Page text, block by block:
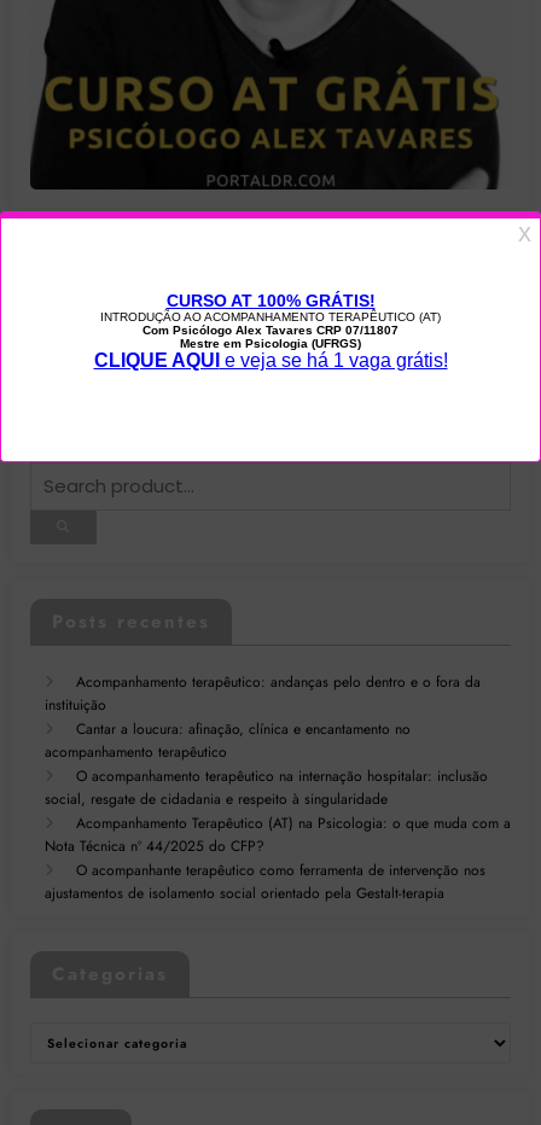
Acompanhamento terapêutico: andanças pelo dentro e o fora da
instituição
Cantar a loucura: afinação, clínica e encantamento no
acompanhamento terapêutico
O acompanhamento terapêutico na internação hospitalar: inclusão
social, resgate de cidadania e respeito à singularidade
Acompanhamento Terapêutico (AT) na Psicologia: o que muda com a
Nota Técnica nº 44/2025 do CFP?
O acompanhante terapêutico como ferramenta de intervenção nos
ajustamentos de isolamento social orientado pela Gestalt-terapia